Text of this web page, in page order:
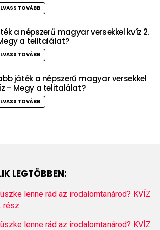
TOVÁBB
a népszerű magyar versekkel kvíz 2.
a telitalálat?
TOVÁBB
játék a népszerű magyar versekkel
– Megy a telitalálat?
TOVÁBB
LEGTÖBBEN:
lenne rád az irodalomtanárod? KVÍZ
rész
lenne rád az irodalomtanárod? KVÍZ